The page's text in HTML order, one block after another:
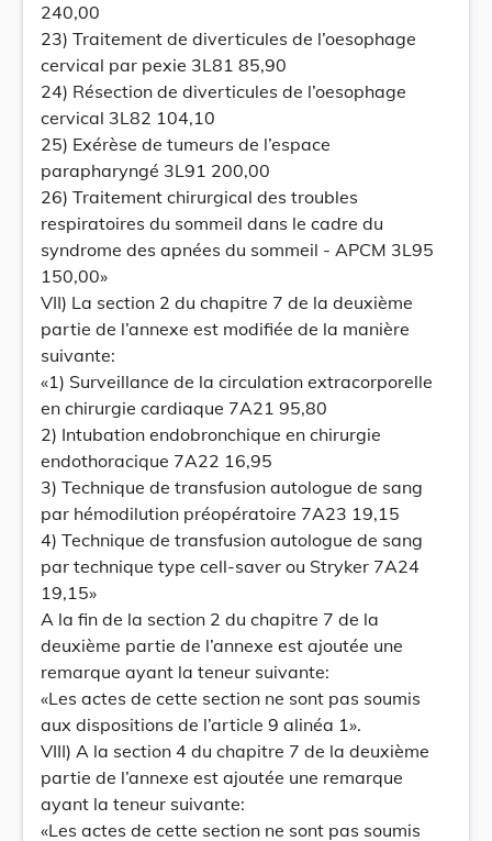
240,00
23) Traitement de diverticules de l’oesophage
cervical par pexie 3L81 85,90
24) Résection de diverticules de l’oesophage
cervical 3L82 104,10
25) Exérèse de tumeurs de l’espace
parapharyngé 3L91 200,00
26) Traitement chirurgical des troubles
respiratoires du sommeil dans le cadre du
syndrome des apnées du sommeil - APCM 3L95
150,00»
VII) La section 2 du chapitre 7 de la deuxième
partie de l’annexe est modifiée de la manière
suivante:
«1) Surveillance de la circulation extracorporelle
en chirurgie cardiaque 7A21 95,80
2) Intubation endobronchique en chirurgie
endothoracique 7A22 16,95
3) Technique de transfusion autologue de sang
par hémodilution préopératoire 7A23 19,15
4) Technique de transfusion autologue de sang
par technique type cell-saver ou Stryker 7A24
19,15»
A la fin de la section 2 du chapitre 7 de la
deuxième partie de l’annexe est ajoutée une
remarque ayant la teneur suivante:
«Les actes de cette section ne sont pas soumis
aux dispositions de l’article 9 alinéa 1».
VIII) A la section 4 du chapitre 7 de la deuxième
partie de l’annexe est ajoutée une remarque
ayant la teneur suivante:
«Les actes de cette section ne sont pas soumis